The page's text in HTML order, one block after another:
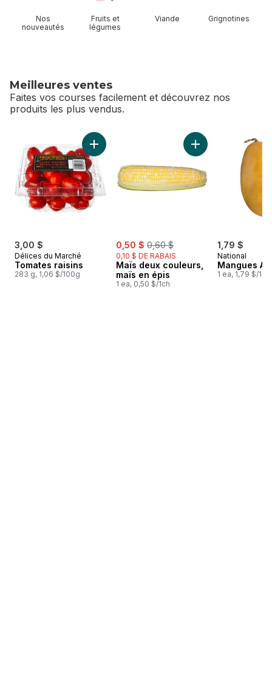
Nos
nouveautés
Fruits et
légumes
Viande Grignotines
Meilleures ventes
Faites vos courses facilement et découvrez nos
produits les plus vendus.
sauter Meilleures ventes
3,00 $
Délices du Marché
Tomates raisins
283 g, 1,06 $/100g
Ajouter Tomates raisins au panier
sale:
0,50 $ , formerly:
0,60 $
0,10 $ DE RABAIS
Maïs deux couleurs,
maïs en épis
1 ea, 0,50 $/1ch
Ajouter Maïs deux
1,79 $
National
Mangues
1 ea, 1,79 $/1ch